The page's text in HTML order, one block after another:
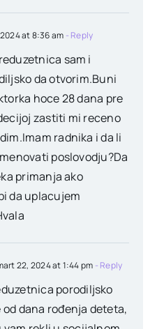
at 8:36 am - Reply
sam i
da otvorim.Buni
hoce 28 dana pre
zastiti mi receno
radnika i da li
poslovodju?Da
primanja ako
da uplacujem
22, 2024 at 1:44 pm - Reply
porodiljsko
dana rođenja deteta,